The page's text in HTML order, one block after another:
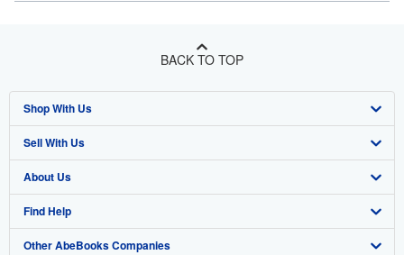
BACK TO TOP
Shop With Us
Advanced Search
Browse Collections
My Account
My Orders
Sell With Us
Start Selling
Join Our Affiliate Program
Book Buyback
About Us
About AbeBooks
Media
Find Help
Help
Other AbeBooks Companies